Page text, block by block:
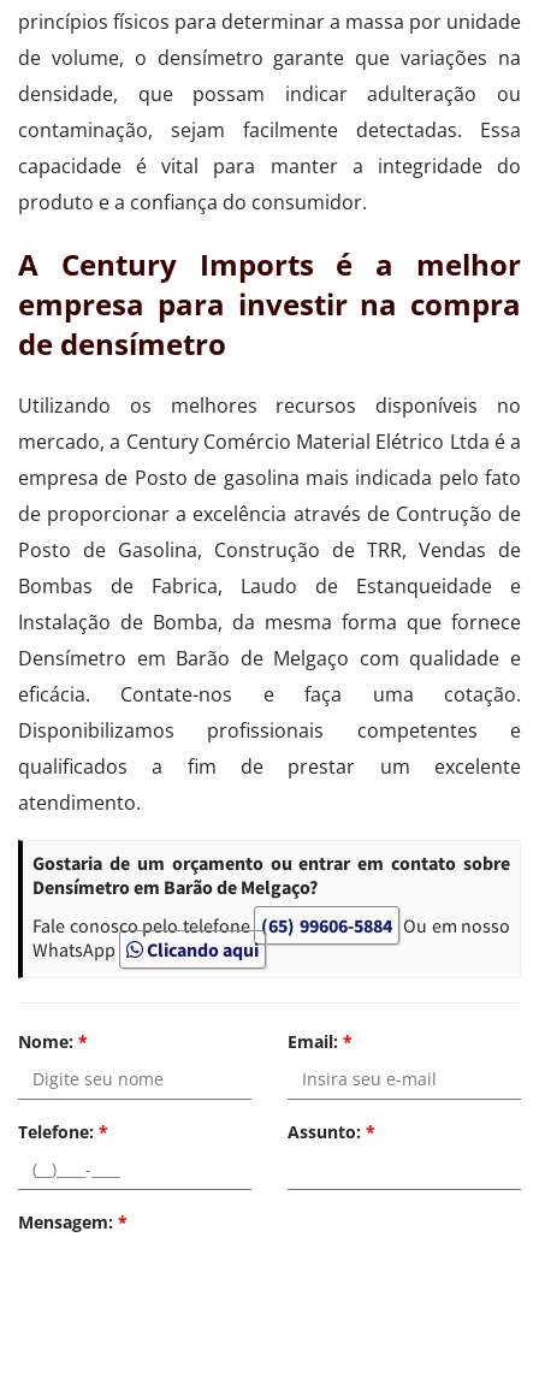
princípios físicos para determinar a massa por unidade
de volume, o densímetro garante que variações na
densidade, que possam indicar adulteração ou
contaminação, sejam facilmente detectadas. Essa
capacidade é vital para manter a integridade do
produto e a confiança do consumidor.
A Century Imports é a melhor
empresa para investir na compra
de densímetro
Utilizando os melhores recursos disponíveis no
mercado, a Century Comércio Material Elétrico Ltda é a
empresa de Posto de gasolina mais indicada pelo fato
de proporcionar a excelência através de Contrução de
Posto de Gasolina, Construção de TRR, Vendas de
Bombas de Fabrica, Laudo de Estanqueidade e
Instalação de Bomba, da mesma forma que fornece
Densímetro em Barão de Melgaço com qualidade e
eficácia. Contate-nos e faça uma cotação.
Disponibilizamos profissionais competentes e
qualificados a fim de prestar um excelente
atendimento.
Gostaria de um orçamento ou entrar em contato sobre
Densímetro em Barão de Melgaço?
Fale conosco pelo telefone (65) 99606-5884 Ou em nosso
WhatsApp
Clicando aqui
Nome: * Email: *
Telefone: * Assunto: *
Mensagem: *